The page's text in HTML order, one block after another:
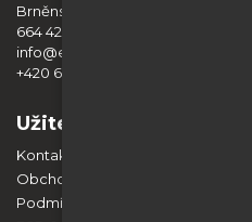
Brněnská 404
664 42 Modřice
info@expodisplayservice.cz
+420 603 574 784
Užitečné informace
Kontakt
Obchodní podmínky
Podmínky ochrany osobních údajů